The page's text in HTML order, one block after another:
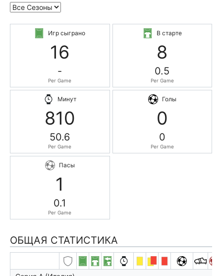
Игр сыграно
16
-
Per Game
В старте
8
0.5
Per Game
Минут
810
50.6
Per Game
Голы
0
0
Per Game
Пасы
1
0.1
Per Game
ОБЩАЯ СТАТИСТИКА